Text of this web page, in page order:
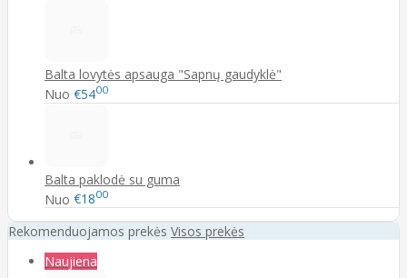
Balta lovytės apsauga "Sapnų gaudyklė"
Nuo €5400
Balta paklodė su guma
Nuo €1800
Rekomenduojamos prekės Visos prekės
Naujiena